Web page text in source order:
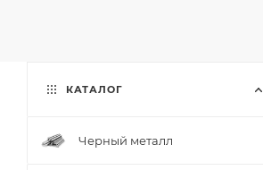
КАТАЛОГ
Черный металл